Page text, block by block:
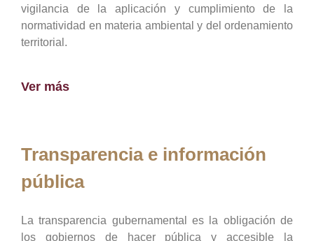
vigilancia de la aplicación y cumplimiento de la
normatividad en materia ambiental y del ordenamiento
territorial.
Ver más
Transparencia e información
pública
La transparencia gubernamental es la obligación de
los gobiernos de hacer pública y accesible la